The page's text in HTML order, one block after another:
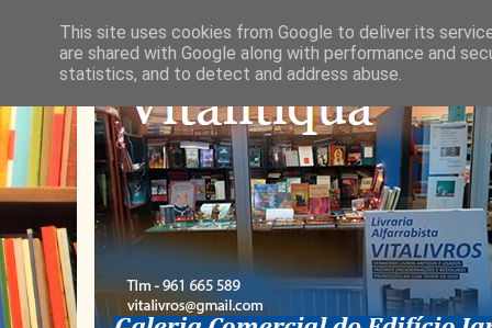
This site uses cookies from Google to deliver its
are shared with Google along with performance and
statistics, and to detect and address abuse.